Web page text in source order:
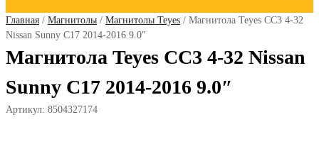
Главная / Магнитолы / Магнитолы Teyes / Магнитола Teyes CC3 4-32
Nissan Sunny C17 2014-2016 9.0″
Магнитола Teyes CC3 4-32 Nissan
Sunny C17 2014-2016 9.0″
Артикул: 8504327174